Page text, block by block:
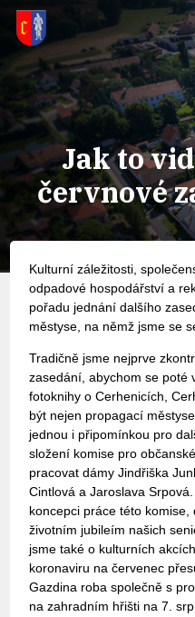
Jak to
červnové
Kulturní záležitosti,
odpadové hospodářství a
pořadu jednání dalšího
městyse, na němž jsme se
Tradičně jsme nejprve
zasedání, abychom se poté
fotoknihy o Cerhenicích,
být nejen propagací
jednou i připomínkou pro
složení komise pro
pracovat dámy Jindřiška
Cintlová a Jaroslava
koncepci práce této
životním jubileím našich
jsme také o kulturních
koronaviru na červenec
Gazdina roba společně s
na zahradním hřišti na 7.